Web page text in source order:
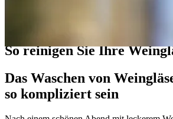
So reinigen Sie Ihre
Das Waschen von
so kompliziert sein